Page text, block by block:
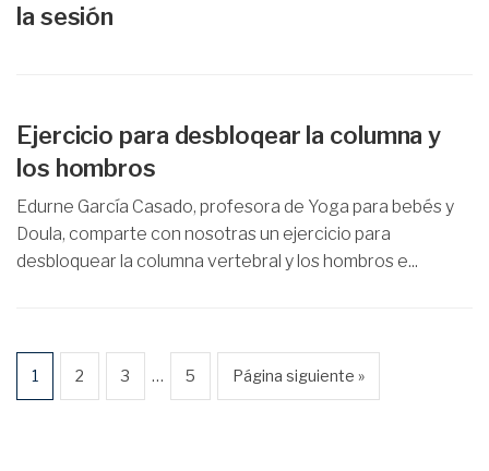
la sesión
Ejercicio para desbloqear la columna y
los hombros
Edurne García Casado, profesora de Yoga para bebés y
Doula, comparte con nosotras un ejercicio para
desbloquear la columna vertebral y los hombros e...
1 2 3 … 5 Página siguiente »